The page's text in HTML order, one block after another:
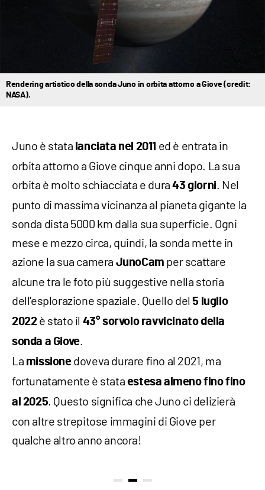
Rendering artistico della sonda Juno in orbita attorno a Giove (credit:
NASA).
Juno è stata lanciata nel 2011 ed è entrata in
orbita attorno a Giove cinque anni dopo. La sua
orbita è molto schiacciata e dura43 giorni. Nel
punto di massima vicinanza al pianeta gigante la
sonda dista 5000 km dalla sua superficie. Ogni
mese e mezzo circa, quindi, la sonda mette in
azione la sua camera JunoCam per scattare
alcune tra le foto più suggestive nella storia
dell'esplorazione spaziale. Quello del5 luglio
2022è stato il 43° sorvolo ravvicinato della
sonda a Giove.
La missionedoveva durare fino al 2021, ma
fortunatamente è stata estesa almeno fino fino
al 2025. Questo significa che Juno ci delizierà
con altre strepitose immagini di Giove per
qualche altro anno ancora!